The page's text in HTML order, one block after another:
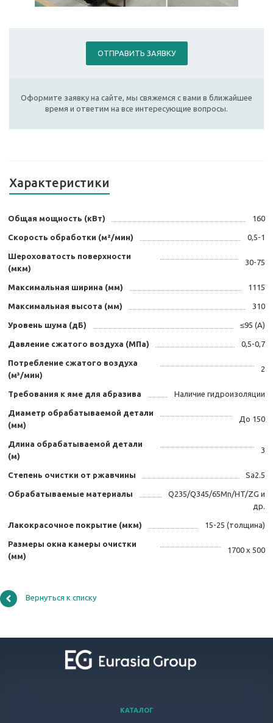
ОТПРАВИТЬ ЗАЯВКУ
Оформите заявку на сайте, мы свяжемся с вами в ближайшее
время и ответим на все интересующие вопросы.
Характеристики
Общая мощность (кВт) 160
Скорость обработки (м²/мин) 0,5-1
Шероховатость поверхности
(мкм)
30-75
Максимальная ширина (мм) 1115
Максимальная высота (мм) 310
Уровень шума (дБ) ≤95 (А)
Давление сжатого воздуха (МПа) 0,5-0,7
Потребление сжатого воздуха
(м³/мин)
2
Требования к яме для абразива Наличие гидроизоляции
Диаметр обрабатываемой детали
(мм)
До 150
Длина обрабатываемой детали
(м)
3
Степень очистки от ржавчины Sa2.5
Обрабатываемые материалы
Q235/Q345/65Mn/HT/ZG и
др.
Лакокрасочное покрытие (мкм) 15-25 (толщина)
Размеры окна камеры очистки
(мм)
1700 х 500
Вернуться к списку
КАТАЛОГ